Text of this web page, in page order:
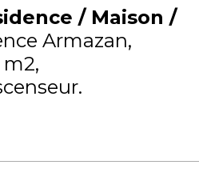
/ Maison /
Armazan
m2